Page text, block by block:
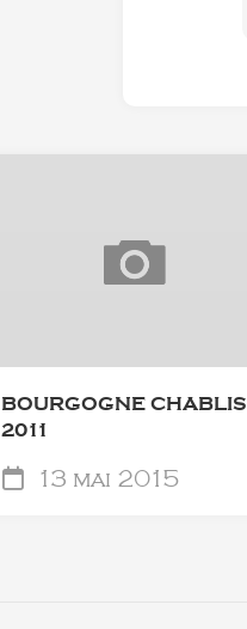
BOURGOGNE CHABLIS
2011
13 mai 2015